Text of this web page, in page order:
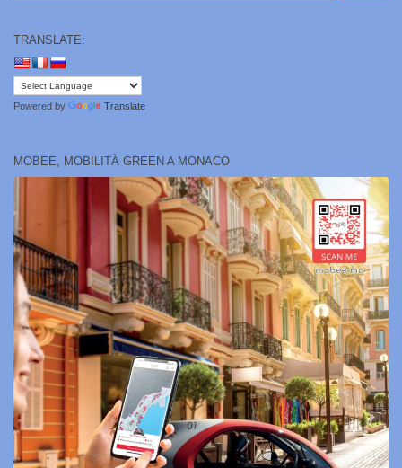
TRANSLATE:
Powered by Translate
MOBEE, MOBILITÀ GREEN A MONACO